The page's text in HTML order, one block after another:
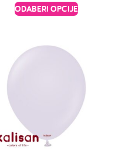
ODABERI OPCIJE